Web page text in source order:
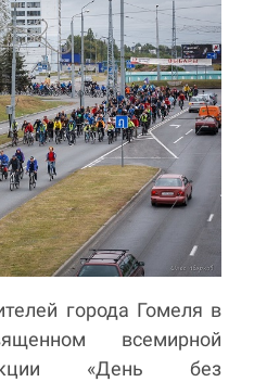
города Гомеля в
всемирной
«День без